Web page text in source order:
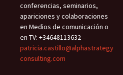
conferencias, seminarios,
apariciones y colaboraciones
en Medios de comunicación o
en TV: +34648113632 –
patricia.castillo@alphastrategy
consulting.com